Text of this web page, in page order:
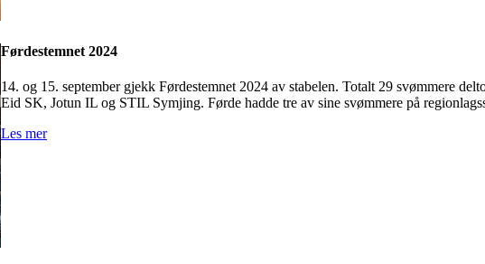
Førdestemnet 2024
14. og 15. september gjekk Førdestemnet 2024 av stabelen. Totalt 29 svømmere
Eid SK, Jotun IL og STIL Symjing. Førde hadde tre av sine svømmere på
Les mer